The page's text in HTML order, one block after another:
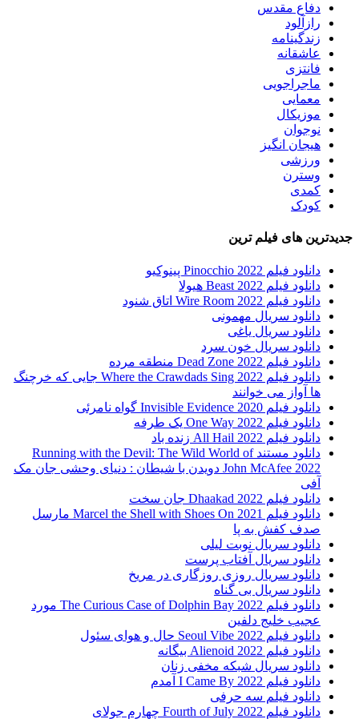
دفاع مقدس
رازآلود
زندگینامه
عاشقانه
فانتزی
ماجراجویی
معمایی
موزیکال
نوجوان
هیجان انگیز
ورزشی
وسترن
کمدی
کودک
جدیدترین های فیلم ترین
دانلود فیلم Pinocchio 2022 پینوکیو
دانلود فیلم Beast 2022 هیولا
دانلود فیلم Wire Room 2022 اتاق شنود
دانلود سریال مهمونی
دانلود سریال یاغی
دانلود سریال خون سرد
دانلود فیلم 2022 Dead Zone منطقه مرده
دانلود فیلم Where the Crawdads Sing 2022 جایی که خرچنگ
ها آواز می خوانند
دانلود فیلم 2020 Invisible Evidence گواه نامرئی
دانلود فیلم One Way 2022 یک طرفه
دانلود فیلم All Hail 2022 زنده باد
دانلود مستند Running with the Devil: The Wild World of
John McAfee 2022 دویدن با شیطان : دنیای وحشی جان مک
آفی
دانلود فیلم Dhaakad 2022 جان سخت
دانلود فیلم Marcel the Shell with Shoes On 2021 مارسل
صدف کفش به پا
دانلود سریال نوبت لیلی
دانلود سریال آفتاب پرست
دانلود سریال روزی روزگاری در مریخ
دانلود سریال بی گناه
دانلود فیلم The Curious Case of Dolphin Bay 2022 مورد
عجیب خلیج دلفین
دانلود فیلم Seoul Vibe 2022 حال و هوای سئول
دانلود فیلم Alienoid 2022 بیگانه
دانلود سریال شبکه مخفی زنان
دانلود فیلم I Came By 2022 آمدم
دانلود فیلم سه حرفی
دانلود فیلم Fourth of July 2022 چهارم جولای